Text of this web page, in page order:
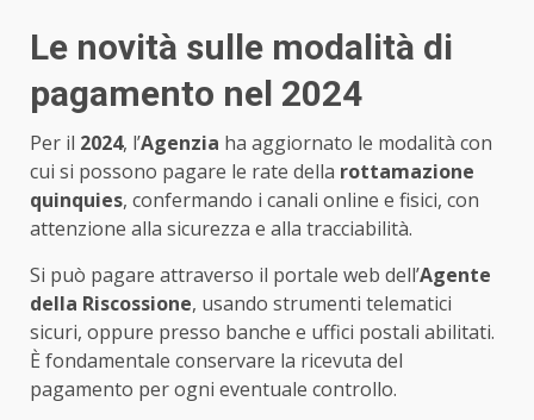
Le novità sulle modalità di
pagamento nel 2024
Per il 2024, l’Agenzia ha aggiornato le modalità con
cui si possono pagare le rate della rottamazione
quinquies, confermando i canali online e fisici, con
attenzione alla sicurezza e alla tracciabilità.
Si può pagare attraverso il portale web dell’Agente
della Riscossione, usando strumenti telematici
sicuri, oppure presso banche e uffici postali abilitati.
È fondamentale conservare la ricevuta del
pagamento per ogni eventuale controllo.